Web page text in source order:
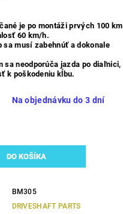
je po montáži prvých 100 km
60 km/h.
sa musí zabehnúť a dokonale
sa neodporúča jazda po diaľnici,
k poškodeniu kĺbu.
Na objednávku do 3 dní
BM305
DRIVESHAFT PARTS